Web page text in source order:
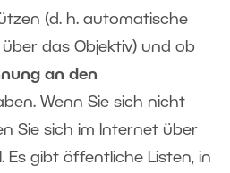
(d. h. automatische
das Objektiv) und ob
an den
Wenn Sie sich nicht
Sie sich im Internet über
Es gibt öffentliche Listen, in